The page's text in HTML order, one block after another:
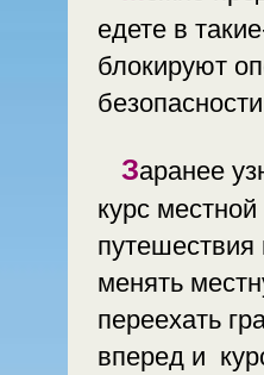
едете в такие-то страны.
блокируют
Заранее узнавайте какой средний
курс
менять
переехать
вперед и